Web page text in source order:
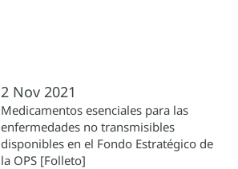
2 Nov 2021
Medicamentos esenciales para las
enfermedades no transmisibles
disponibles en el Fondo Estratégico de
la OPS [Folleto]